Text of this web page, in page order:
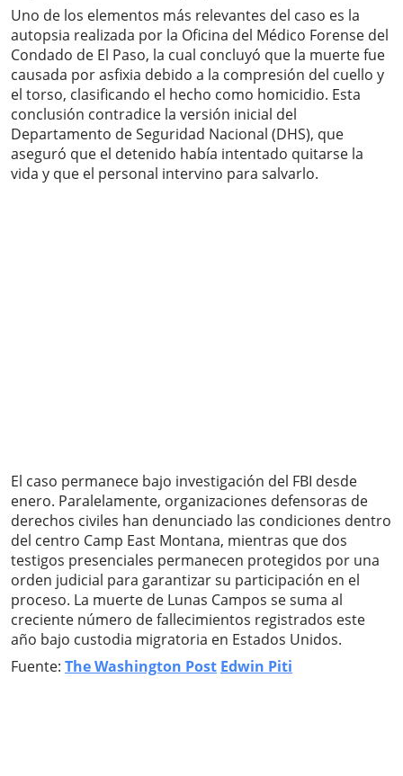
Uno de los elementos más relevantes del caso es la
autopsia realizada por la Oficina del Médico Forense del
Condado de El Paso, la cual concluyó que la muerte fue
causada por asfixia debido a la compresión del cuello y
el torso, clasificando el hecho como homicidio. Esta
conclusión contradice la versión inicial del
Departamento de Seguridad Nacional (DHS), que
aseguró que el detenido había intentado quitarse la
vida y que el personal intervino para salvarlo.
El caso permanece bajo investigación del FBI desde
enero. Paralelamente, organizaciones defensoras de
derechos civiles han denunciado las condiciones dentro
del centro Camp East Montana, mientras que dos
testigos presenciales permanecen protegidos por una
orden judicial para garantizar su participación en el
proceso. La muerte de Lunas Campos se suma al
creciente número de fallecimientos registrados este
año bajo custodia migratoria en Estados Unidos.
Fuente: The Washington Post Edwin Piti